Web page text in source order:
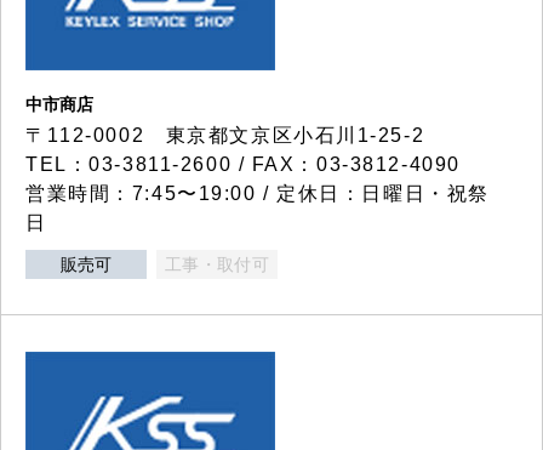
中市商店
〒112-0002 東京都文京区小石川1-25-2
TEL：03-3811-2600 / FAX：03-3812-4090
営業時間：7:45〜19:00 / 定休日：日曜日・祝祭
日
販売可 工事・取付可